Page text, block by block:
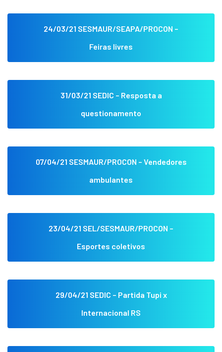
24/03/21 SESMAUR/SEAPA/PROCON –
Feiras livres
31/03/21 SEDIC – Resposta a
questionamento
07/04/21 SESMAUR/PROCON – Vendedores
ambulantes
23/04/21 SEL/SESMAUR/PROCON –
Esportes coletivos
29/04/21 SEDIC – Partida Tupi x
Internacional RS